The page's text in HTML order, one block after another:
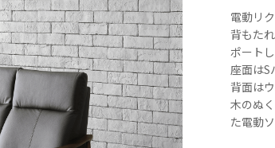
電動リ
背もた
ポートし
座面はS
背面は
木のぬ
た電動